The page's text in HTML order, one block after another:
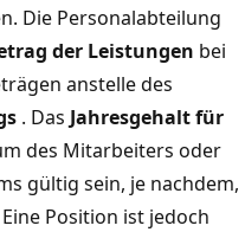
Die Personalabteilung
der Leistungen bei
anstelle des
. Das Jahresgehalt für
des Mitarbeiters oder
gültig sein, je nachdem,
Position ist jedoch